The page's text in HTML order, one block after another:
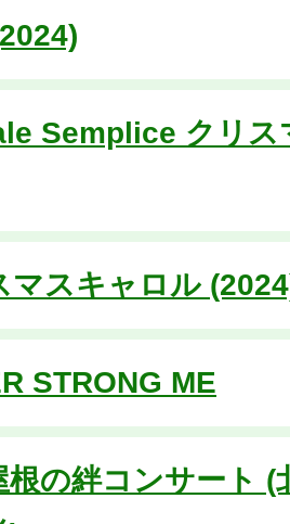
Semplice クリス
マスキャロル
STRONG ME
根の絆コンサート (